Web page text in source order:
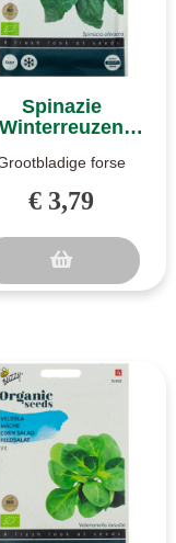
Spinazie
Winterreuzen
zaden forse
spinazie is bijzonder
€ 3,79